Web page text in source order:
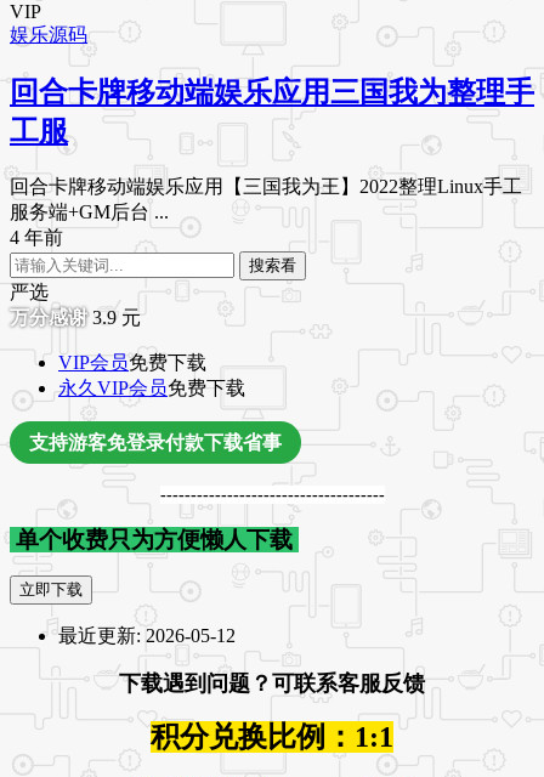
VIP
娱乐源码
回合卡牌移动端娱乐应用三国我为整理手
工服
回合卡牌移动端娱乐应用【三国我为王】2022整理Linux手工
服务端+GM后台 ...
4 年前
搜索看
严选
3.9元
VIP会员免费下载
永久VIP会员免费下载
支持游客免登录付款下载省事
-------------------------------------
单个收费只为方便懒人下载
立即下载
最近更新: 2026-05-12
下载遇到问题？可联系客服反馈
积分兑换比例：1:1